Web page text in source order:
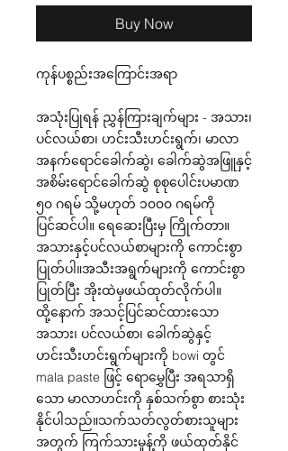
Buy Now
ကုန်ပစ္စည်းအကြောင်းအရာ
အသုံးပြုရန် ညွှန်ကြားချက်များ - အသား၊
ပင်လယ်စာ၊ ဟင်းသီးဟင်းရွက်၊ မာလာ
အနက်ရောင်ခေါက်ဆွဲ၊ ခေါက်ဆွဲအဖြူနှင့်
အစိမ်းရောင်ခေါက်ဆွဲ စုစုပေါင်းပမာဏ
၅၀ ဂရမ် သို့မဟုတ် ၁၀၀၀ ဂရမ်ကို
ပြင်ဆင်ပါ။ ရေဆေးပြီးမှ ကြိုက်တာ။
အသားနှင့်ပင်လယ်စာများကို ကောင်းစွာ
ပြုတ်ပါ။အသီးအရွက်များကို ကောင်းစွာ
ပြုတ်ပြီး အိုးထဲမှဖယ်ထုတ်လိုက်ပါ။
ထို့နောက် အသင့်ပြင်ဆင်ထားသော
အသား၊ ပင်လယ်စာ၊ ခေါက်ဆွဲနှင့်
ဟင်းသီးဟင်းရွက်များကို bowi တွင်
mala paste ဖြင့် ရောမွှေပြီး အရသာရှိ
သော မာလာဟင်းကို နှစ်သက်စွာ စားသုံး
နိုင်ပါသည်။သက်သတ်လွတ်စားသူများ
အတွက် ကြက်သားမှုန့်ကို ဖယ်ထုတ်နိုင်